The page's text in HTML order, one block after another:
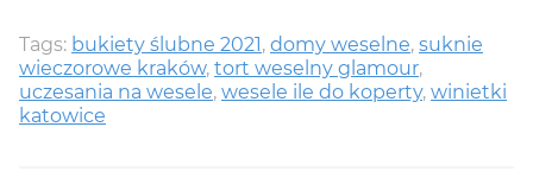
Tags: bukiety ślubne 2021, domy weselne, suknie
wieczorowe kraków, tort weselny glamour,
uczesania na wesele, wesele ile do koperty, winietki
katowice